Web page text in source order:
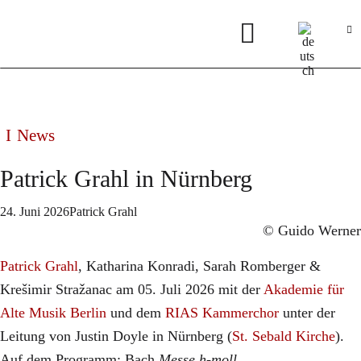
News
Patrick Grahl in Nürnberg
24. Juni 2026Patrick Grahl
© Guido Werner
Patrick Grahl, Katharina Konradi, Sarah Romberger &
Krešimir Stražanac am 05. Juli 2026 mit der Akademie für
Alte Musik Berlin und dem RIAS Kammerchor unter der
Leitung von Justin Doyle in Nürnberg (St. Sebald Kirche).